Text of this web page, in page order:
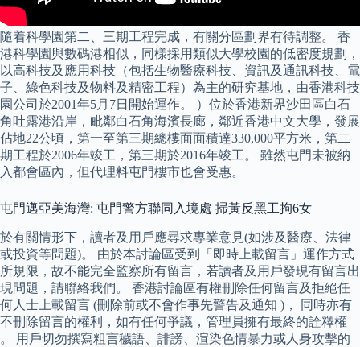
隨着科學園第二、三期工程完成，有關分區劃界有待調整。 香
港科學園與數碼港相似，同樣採用類似大學校園的低密度規劃，
以高科技及應用科技（包括生物醫療科技、資訊及通訊科技、電
子、綠色科技及物料及精密工程）為主的研究基地，由香港科技
園公司於2001年5月7日開始運作。 ）位於香港新界沙田區白石
角吐露港沿岸，毗鄰白石角海濱長廊，鄰近香港中文大學，發展
佔地22公頃，第一至第三期總樓面面積達330,000平方米，第二
期工程於2006年竣工，第三期於2016年竣工。 雖然屯門未被納
入都會區內，但代理料屯門樓市也會受惠。
屯門邁亞美海灣: 屯門警方聯同入境處 掃黃反黑工拘6女
於有關情形下，讀者及用戶應尋求專業意見(如涉及醫療、法律
或投資等問題)。 由於本討論區受到「即時上載留言」運作方式
所規限，故不能完全監察所有留言，若讀者及用戶發現有留言出
現問題，請聯絡我們。 香港討論區有權刪除任何留言及拒絕任
何人士上載留言 (刪除前或不會作事先警告及通知 )， 同時亦有
不刪除留言的權利，如有任何爭議，管理員擁有最終的詮釋權
。 用戶切勿撰寫粗言穢語、誹謗、渲染色情暴力或人身攻擊的